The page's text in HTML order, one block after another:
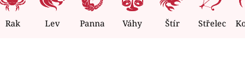
Rak Lev Panna Váhy Štír Střelec